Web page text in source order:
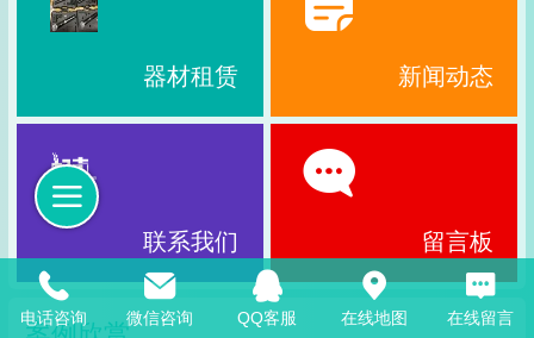
器材租赁 新闻动态
联系我们 留言板
电话咨询 微信咨询 QQ客服 在线地图 在线留言